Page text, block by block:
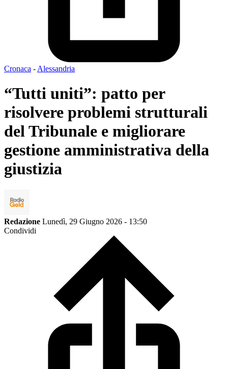
Cronaca - Alessandria
“Tutti uniti”: patto per
risolvere problemi strutturali
del Tribunale e migliorare
gestione amministrativa della
giustizia
Redazione Lunedì, 29 Giugno 2026 - 13:50
Condividi